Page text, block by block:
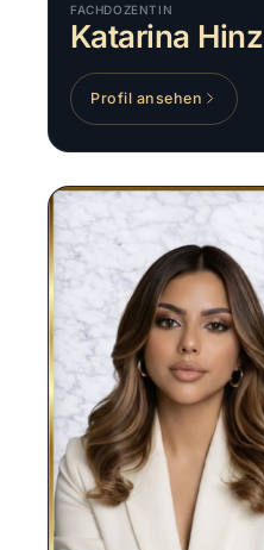
FACHDOZENTIN
Katarina Hinz
Profil ansehen